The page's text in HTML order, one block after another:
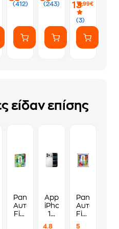
Μαύρο
(412)
Μαύρο
(243)
(3)
13,99€
είδαν επίσης
Panini
Αυτοκόλλητα
Fifa
Apple
iPhone
17
4.8
Panini
Fifa
5